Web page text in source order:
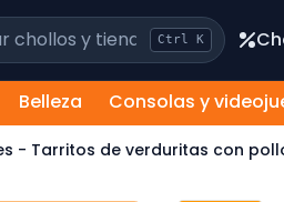
y tiendas Ctrl K
Belleza Consolas y